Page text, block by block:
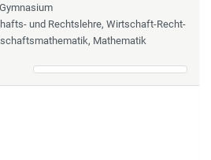
und Rechtslehre, Wirtschaft-Recht-
Mathematik